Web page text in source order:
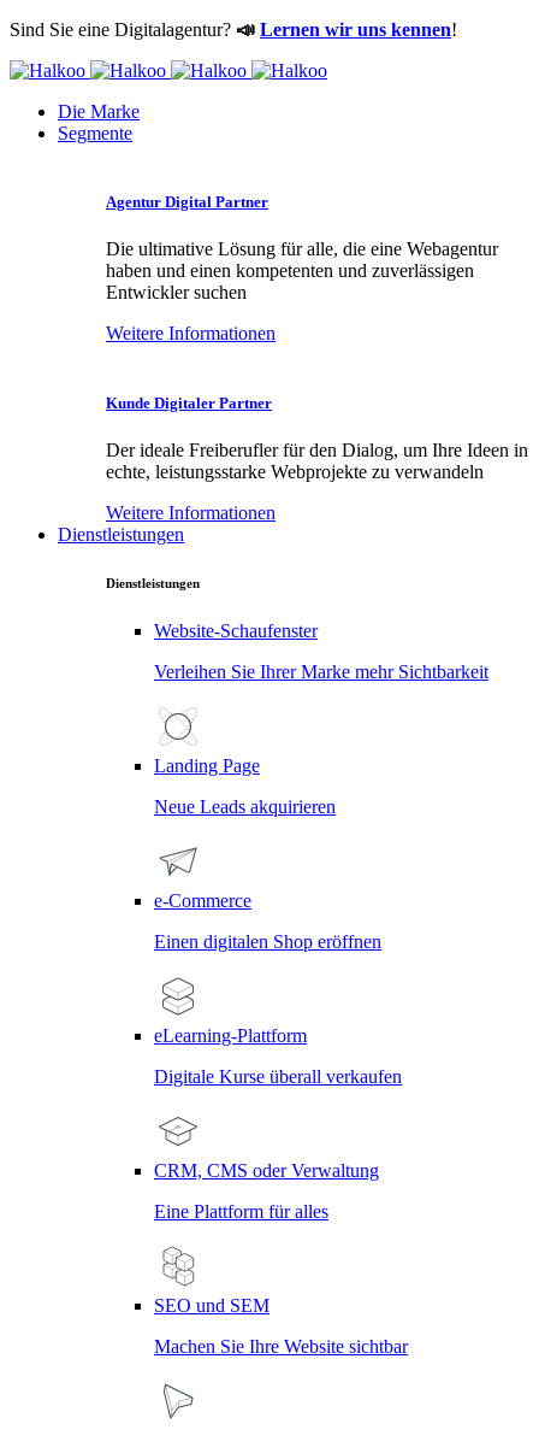
Sind Sie eine Digitalagentur? 📣 Lernen wir uns kennen!
Die Marke
Segmente
Agentur Digital Partner
Die ultimative Lösung für alle, die eine Webagentur
haben und einen kompetenten und zuverlässigen
Entwickler suchen
Weitere Informationen
Kunde Digitaler Partner
Der ideale Freiberufler für den Dialog, um Ihre Ideen in
echte, leistungsstarke Webprojekte zu verwandeln
Weitere Informationen
Dienstleistungen
Dienstleistungen
Website-Schaufenster
Verleihen Sie Ihrer Marke mehr Sichtbarkeit
Landing Page
Neue Leads akquirieren
e-Commerce
Einen digitalen Shop eröffnen
eLearning-Plattform
Digitale Kurse überall verkaufen
CRM, CMS oder Verwaltung
Eine Plattform für alles
SEO und SEM
Machen Sie Ihre Website sichtbar